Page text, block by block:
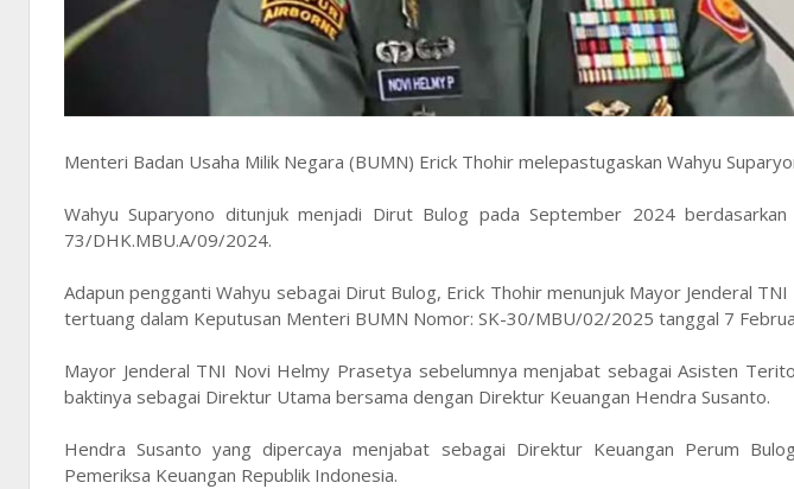
Menteri Badan Usaha Milik Negara (BUMN) Erick Thohir melepastugaskan Wahyu
Wahyu Suparyono ditunjuk menjadi Dirut Bulog pada September 2024
73/DHK.MBU.A/09/2024.
Adapun pengganti Wahyu sebagai Dirut Bulog, Erick Thohir menunjuk Mayor Jenderal
tertuang dalam Keputusan Menteri BUMN Nomor: SK-30/MBU/02/2025 tanggal 7
Mayor Jenderal TNI Novi Helmy Prasetya sebelumnya menjabat sebagai Asisten
baktinya sebagai Direktur Utama bersama dengan Direktur Keuangan Hendra Susanto.
Hendra Susanto yang dipercaya menjabat sebagai Direktur Keuangan Perum
Pemeriksa Keuangan Republik Indonesia.